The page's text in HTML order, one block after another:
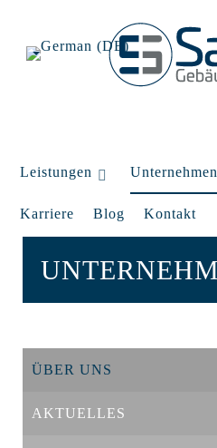
Leistungen Unternehmen
Karriere Blog Kontakt
ÜBER UNS
AKTUELLES